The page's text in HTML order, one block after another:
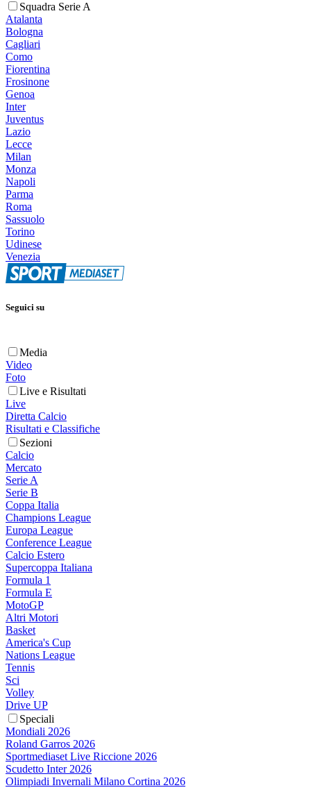
Squadra Serie A
Atalanta
Bologna
Cagliari
Como
Fiorentina
Frosinone
Genoa
Inter
Juventus
Lazio
Lecce
Milan
Monza
Napoli
Parma
Roma
Sassuolo
Torino
Udinese
Venezia
Seguici su
Media
Video
Foto
Live e Risultati
Live
Diretta Calcio
Risultati e Classifiche
Sezioni
Calcio
Mercato
Serie A
Serie B
Coppa Italia
Champions League
Europa League
Conference League
Calcio Estero
Supercoppa Italiana
Formula 1
Formula E
MotoGP
Altri Motori
Basket
America's Cup
Nations League
Tennis
Sci
Volley
Drive UP
Speciali
Mondiali 2026
Roland Garros 2026
Sportmediaset Live Riccione 2026
Scudetto Inter 2026
Olimpiadi Invernali Milano Cortina 2026